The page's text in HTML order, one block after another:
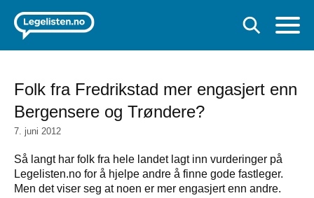
Folk fra Fredrikstad mer engasjert enn
Bergensere og Trøndere?
7. juni 2012
Så langt har folk fra hele landet lagt inn vurderinger på
Legelisten.no for å hjelpe andre å finne gode fastleger.
Men det viser seg at noen er mer engasjert enn andre.